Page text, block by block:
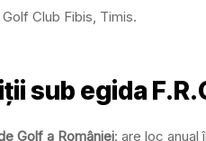
Club Fibis, Timis.
sub egida
Golf a României: are loc anual